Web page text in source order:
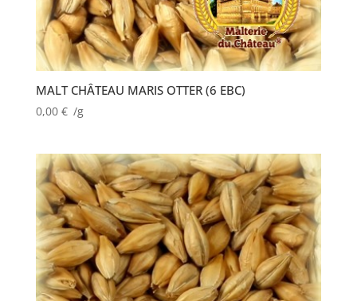
MALT CHÂTEAU MARIS OTTER (6 EBC)
0,00 € /g